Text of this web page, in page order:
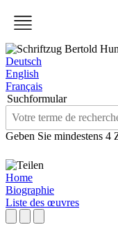
Deutsch
English
Français
Suchformular
Geben Sie mindestens 4
Home
Biographie
Liste des œuvres